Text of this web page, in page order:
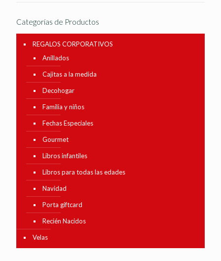
Categorías de Productos
REGALOS CORPORATIVOS
Anillados
Cajitas a la medida
Decohogar
Familia y niños
Fechas Especiales
Gourmet
Libros infantiles
Libros para todas las edades
Navidad
Porta giftcard
Recién Nacidos
Velas